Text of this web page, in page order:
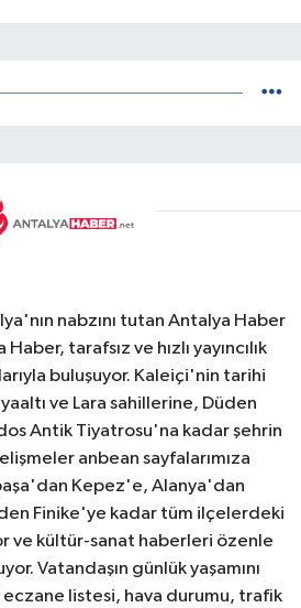
nabzını tutan Antalya Haber
Haber, tarafsız ve hızlı yayıncılık
buluşuyor. Kaleiçi'nin tarihi
ve Lara sahillerine, Düden
Antik Tiyatrosu'na kadar şehrin
anbean sayfalarımıza
Kepez'e, Alanya'dan
Finike'ye kadar tüm ilçelerdeki
ve kültür-sanat haberleri özenle
Vatandaşın günlük yaşamını
listesi, hava durumu, trafik